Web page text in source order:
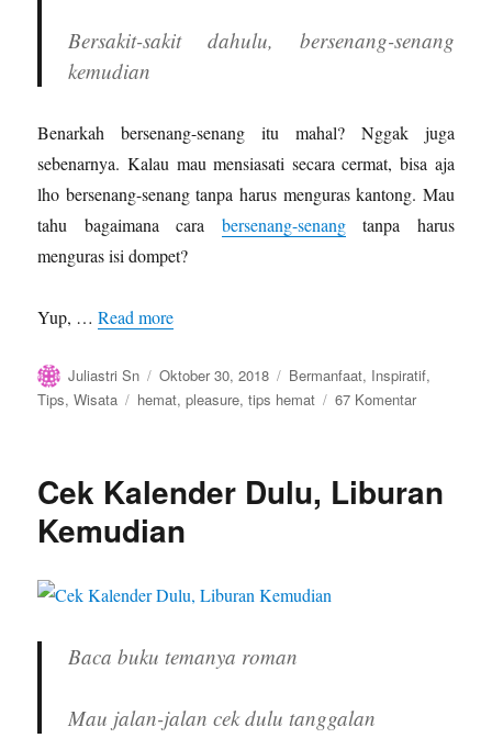
Bersakit-sakit dahulu, bersenang-senang
kemudian
Benarkah bersenang-senang itu mahal? Nggak juga
sebenarnya. Kalau mau mensiasati secara cermat, bisa aja
lho bersenang-senang tanpa harus menguras kantong. Mau
tahu bagaimana cara bersenang-senangtanpa harus
menguras isi dompet?
Yup, …Read more
Author
Juliastri Sn
Posted
on
Oktober 30, 2018 Categories
Bermanfaat, Inspiratif,
Tips,Wisata Tags
hemat,pleasure,tips hemat 67 Komentarpada
Serba
Cek Kalender Dulu, Liburan
Kemudian
Baca buku temanya roman
Mau jalan-jalan cek dulu tanggalan